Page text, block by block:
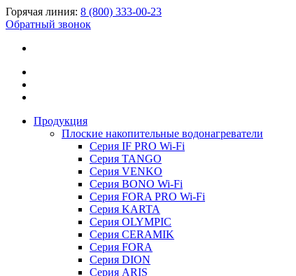
Горячая линия: 8 (800) 333-00-23
Обратный звонок
Продукция
Плоские накопительные водонагреватели
Серия IF PRO Wi-Fi
Серия TANGO
Серия VENKO
Серия BONO Wi-Fi
Серия FORA PRO Wi-Fi
Серия KARTA
Серия OLYMPIC
Серия CERAMIK
Серия FORA
Серия DION
Серия ARIS